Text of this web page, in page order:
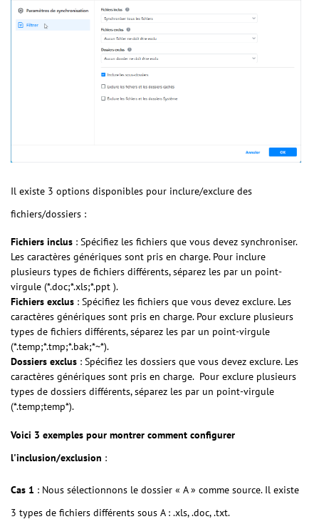
Il existe 3 options disponibles pour inclure/exclure des
fichiers/dossiers :
Fichiers inclus : Spécifiez les fichiers que vous devez synchroniser.
Les caractères génériques sont pris en charge. Pour inclure
plusieurs types de fichiers différents, séparez les par un point-
virgule (*.doc;*.xls;*.ppt ).
Fichiers exclus : Spécifiez les fichiers que vous devez exclure. Les
caractères génériques sont pris en charge. Pour exclure plusieurs
types de fichiers différents, séparez les par un point-virgule
(*.temp;*.tmp;*.bak;*~*).
Dossiers exclus : Spécifiez les dossiers que vous devez exclure. Les
caractères génériques sont pris en charge. Pour exclure plusieurs
types de dossiers différents, séparez les par un point-virgule
(*.temp;temp*).
Voici 3 exemples pour montrer comment configurer
l'inclusion/exclusion :
Cas 1 : Nous sélectionnons le dossier « A » comme source. Il existe
3 types de fichiers différents sous A : .xls, .doc, .txt.